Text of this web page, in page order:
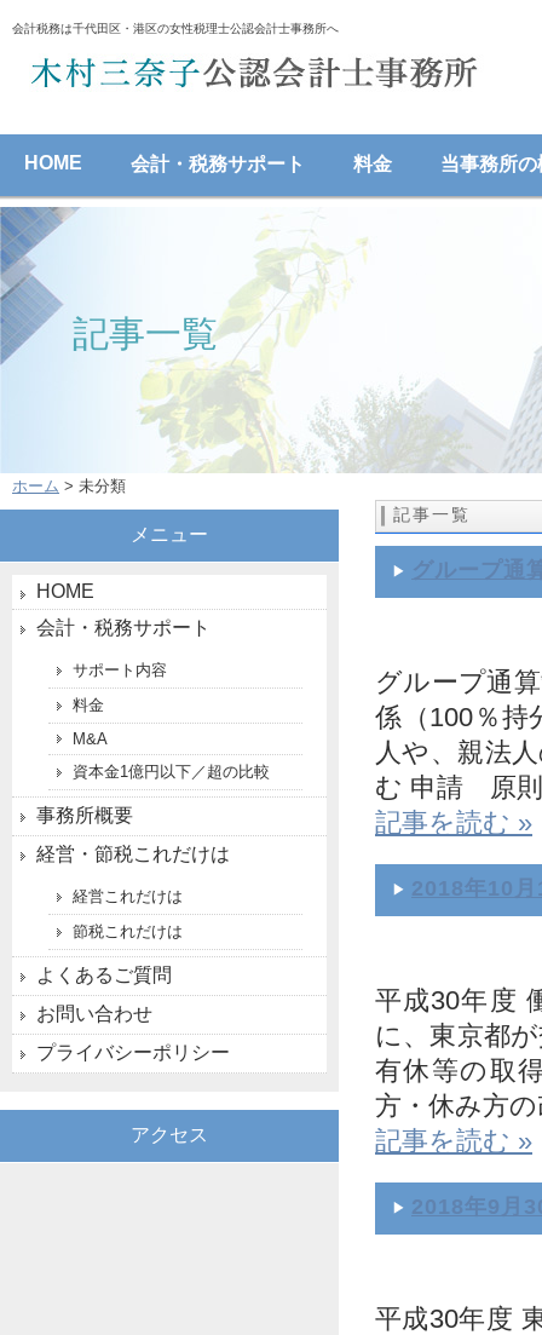
会計税務は千代田区・港区の女性税理士公認会計士事務所へ
HOME 会計・税務サポート 料金 当事務所の
記事一覧
ホーム > 未分類
記事一覧
グループ通
グループ通
係（100％持
人や、親法
む 申請 原
記事を読む »
2018年10
平成30年度
に、東京都
有休等の取
方・休み方
記事を読む »
2018年9月
平成30年度
メニュー
HOME
会計・税務サポート
サポート内容
料金
M&A
資本金1億円以下／超の比較
事務所概要
経営・節税これだけは
経営これだけは
節税これだけは
よくあるご質問
お問い合わせ
プライバシーポリシー
アクセス